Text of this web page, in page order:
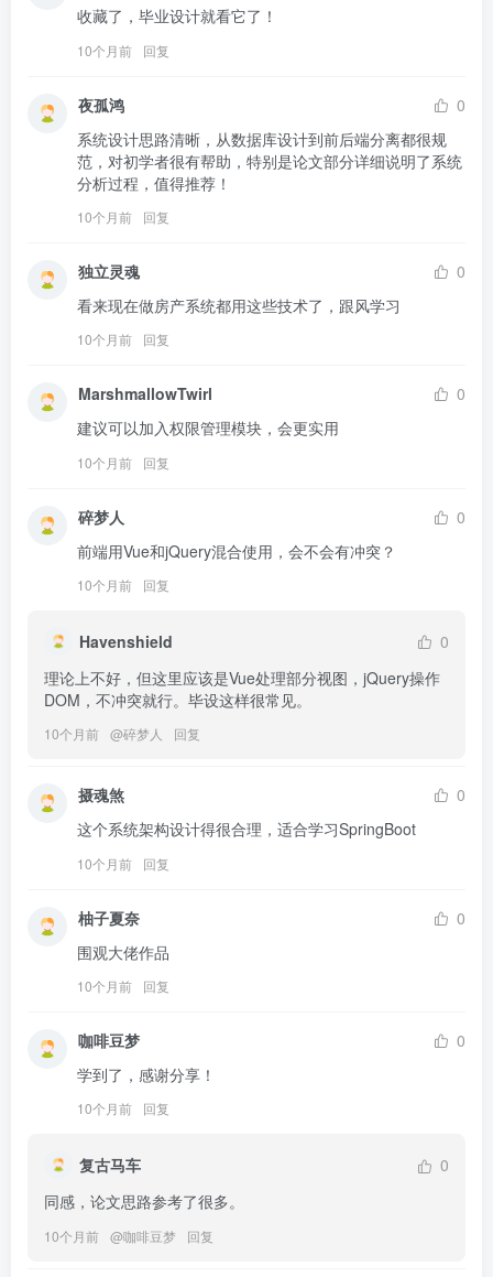
收藏了，毕业设计就看它了！
10个月前 回复
夜孤鸿
0
系统设计思路清晰，从数据库设计到前后端分离都很规
范，对初学者很有帮助，特别是论文部分详细说明了系统
分析过程，值得推荐！
10个月前 回复
独立灵魂
0
看来现在做房产系统都用这些技术了，跟风学习
10个月前 回复
MarshmallowTwirl
0
建议可以加入权限管理模块，会更实用
10个月前 回复
碎梦人
0
前端用Vue和jQuery混合使用，会不会有冲突？
10个月前 回复
Havenshield
0
理论上不好，但这里应该是Vue处理部分视图，jQuery操作
DOM，不冲突就行。毕设这样很常见。
10个月前 @碎梦人 回复
摄魂煞
0
这个系统架构设计得很合理，适合学习SpringBoot
10个月前 回复
柚子夏奈
0
围观大佬作品
10个月前 回复
咖啡豆梦
0
学到了，感谢分享！
10个月前 回复
复古马车
0
同感，论文思路参考了很多。
10个月前 @咖啡豆梦 回复